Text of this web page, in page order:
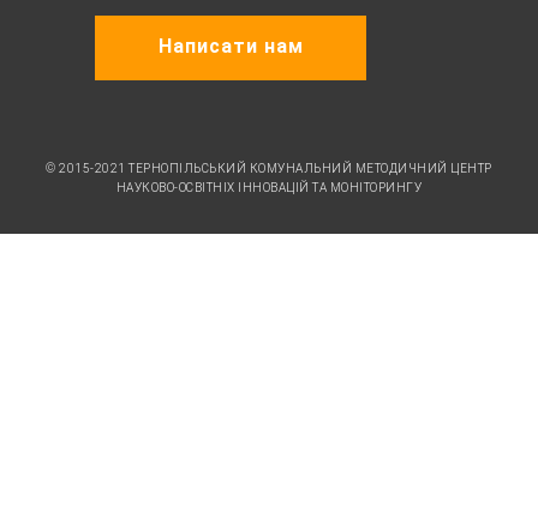
Написати нам
© 2015-2021 ТЕРНОПІЛЬСЬКИЙ КОМУНАЛЬНИЙ МЕТОДИЧНИЙ ЦЕНТР
НАУКОВО-ОСВІТНІХ ІННОВАЦІЙ ТА МОНІТОРИНГУ